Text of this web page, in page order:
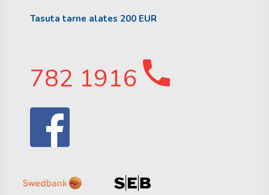
Tasuta tarne alates 200 EUR
782 1916